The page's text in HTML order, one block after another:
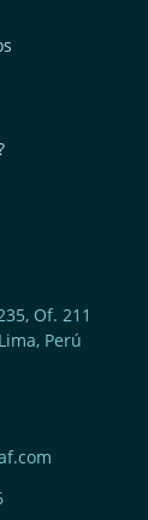
Of. 211
Perú